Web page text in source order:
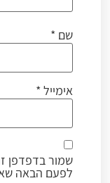
שם *
אימייל*
שמור בדפדפן
לפעם הבאה